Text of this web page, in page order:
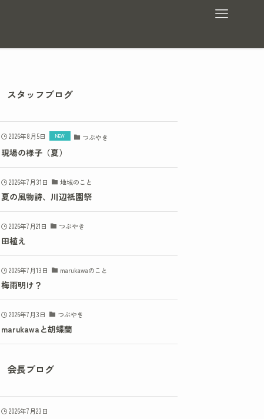
スタッフブログ
2026年8月5日 つぶやき
現場の様子（夏）
2026年7月31日 地域のこと
夏の風物詩、川辺祇園祭
2026年7月21日 つぶやき
田植え
2026年7月13日 marukawaのこと
梅雨明け？
2026年7月3日 つぶやき
marukawaと胡蝶蘭
会長ブログ
2026年7月23日